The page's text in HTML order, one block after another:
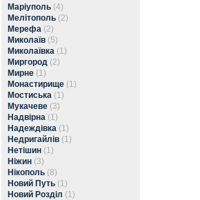
Маріуполь (4)
Мелітополь (2)
Мерефа (2)
Миколаїв (5)
Миколаївка (1)
Миргород (2)
Мирне (1)
Монастирище (1)
Мостиська (1)
Мукачеве (3)
Надвірна (1)
Надеждівка (1)
Недригайлів (1)
Нетішин (1)
Ніжин (3)
Нікополь (8)
Новий Путь (1)
Новий Розділ (1)